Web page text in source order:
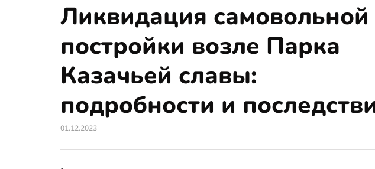
Ликвидация самовольной
постройки возле Парка
Казачьей славы:
подробности и
01.12.2023